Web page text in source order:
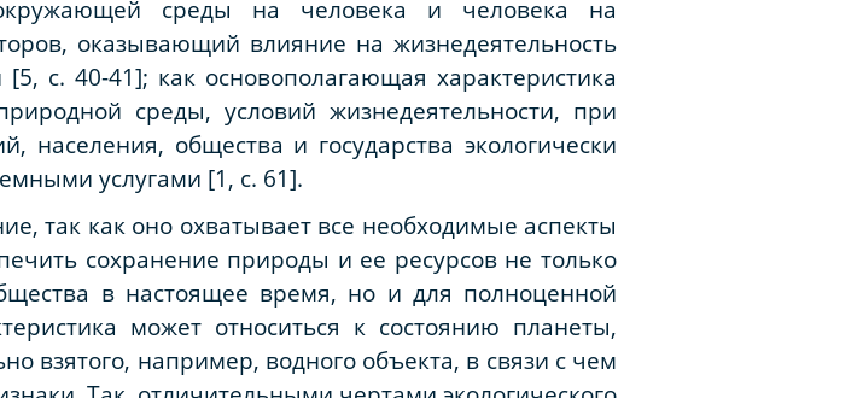
среды на человека и человека на
оказывающий влияние на жизнедеятельность
с. 40-41]; как основополагающая характеристика
среды, условий жизнедеятельности, при
населения, общества и государства экологически
услугами [1, с. 61].
так как оно охватывает все необходимые аспекты
сохранение природы и ее ресурсов не только
в настоящее время, но и для полноценной
может относиться к состоянию планеты,
взятого, например, водного объекта, в связи с чем